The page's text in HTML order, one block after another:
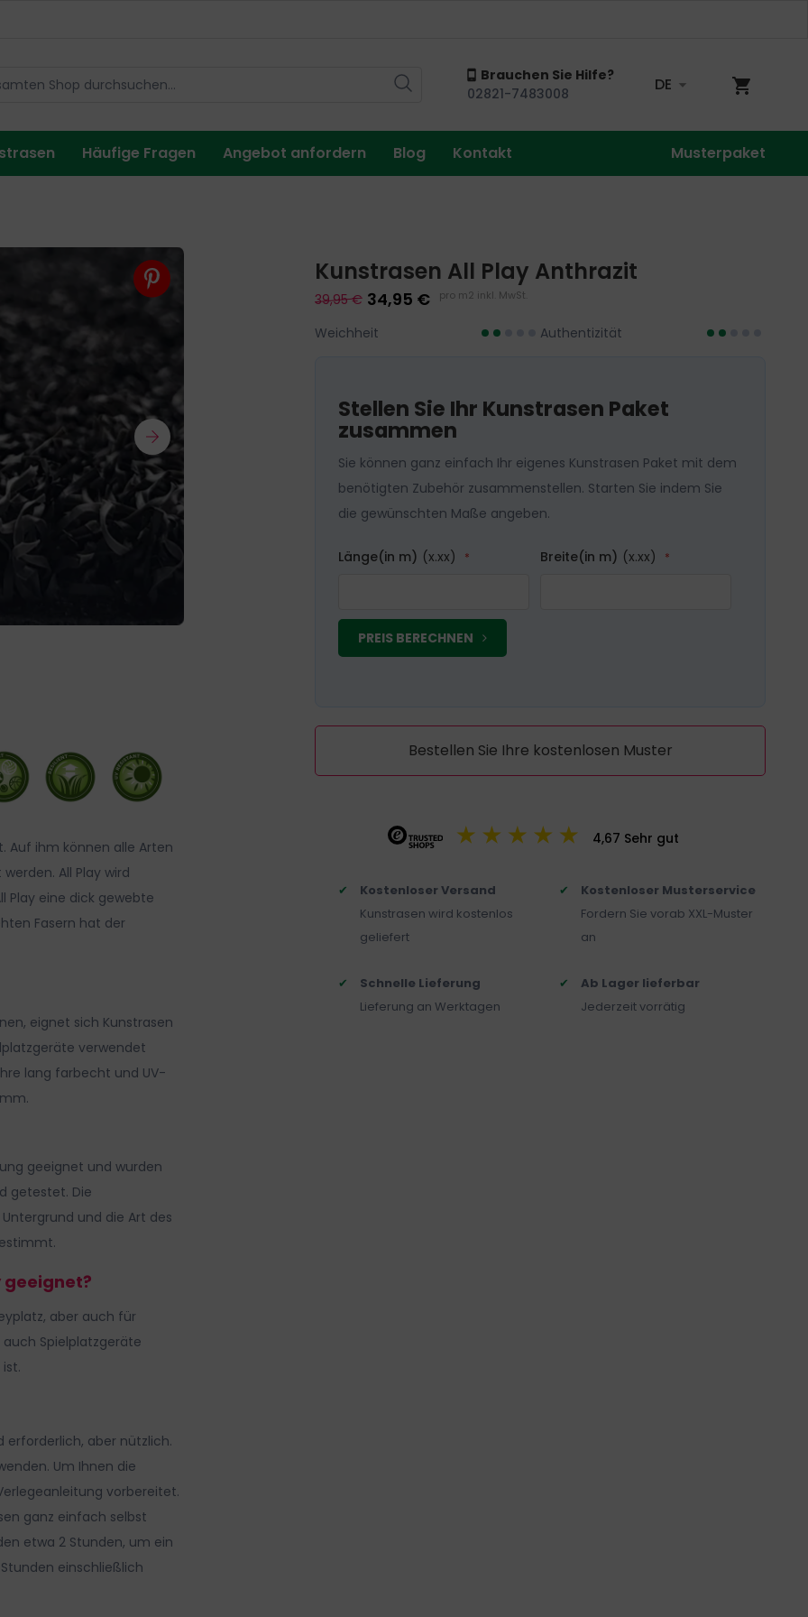
Brauchen Sie Hilfe?
02821-7483008
DE
Häufige Fragen Angebot anfordern Blog Kontakt Musterpaket
Auf ihm können alle Arten
All Play wird
Play eine dick gewebte
Fasern hat der
eignet sich Kunstrasen
verwendet
lang farbecht und UV-
geeignet und wurden
getestet. Die
und die Art des
geeignet?
aber auch für
auch Spielplatzgeräte
erforderlich, aber nützlich.
Um Ihnen die
vorbereitet.
ganz einfach selbst
etwa 2 Stunden, um ein
einschließlich
Kunstrasen All Play Anthrazit
39,95 € 34,95 € pro m2 inkl. MwSt.
Weichheit Authentizität
Stellen Sie Ihr Kunstrasen Paket
zusammen
Sie können ganz einfach Ihr eigenes Kunstrasen Paket mit dem
benötigten Zubehör zusammenstellen. Starten Sie indem Sie
die gewünschten Maße angeben.
Länge(in m) (x.xx) Breite(in m) (x.xx)
PREIS BERECHNEN
Bestellen Sie Ihre kostenlosen Muster
4,67 Sehr gut
Kostenloser Versand
Kunstrasen wird kostenlos
geliefert
Schnelle Lieferung
Lieferung an Werktagen
Kostenloser Musterservice
Fordern Sie vorab XXL-Muster
an
Ab Lager lieferbar
Jederzeit vorrätig